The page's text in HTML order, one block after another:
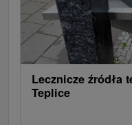
Lecznicze źródła
Teplice